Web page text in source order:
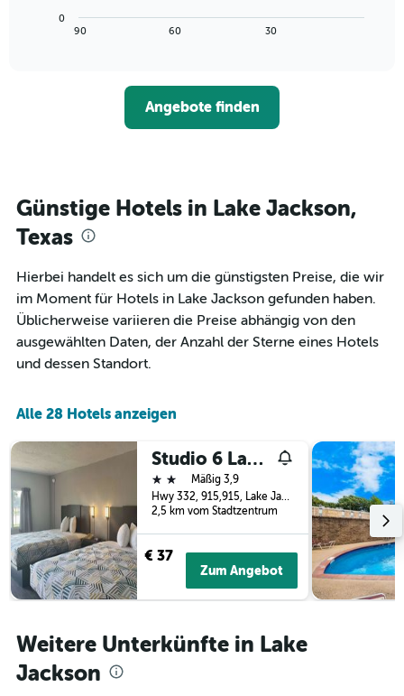
Wochentage
anzeigt.
Zimmerpreis
zeigt,
näher
das
Aufenthaltsdatum
rückt.
Diagramm
hat
1
Achse,
die
der
Tage
dem
anzeigt
Diagramm
hat
1
Y-
den
durchschnittlichen
Zimmerpreis
90 60 30
0
Angebote finden
Günstige Hotels in Lake Jackson,
Texas
Hierbei handelt es sich um die günstigsten Preise, die wir
im Moment für Hotels in Lake Jackson gefunden haben.
Üblicherweise variieren die Preise abhängig von den
ausgewählten Daten, der Anzahl der Sterne eines Hotels
und dessen Standort.
Alle 28 Hotels anzeigen
Studio 6 Lake Jackson, TX
2 SterneMäßig 3,9
Hwy 332, 915,915, Lake Jackson, TX, USA
2,5 km vom Stadtzentrum
€ 37
Zum Angebot
Weitere Unterkünfte in Lake
Jackson